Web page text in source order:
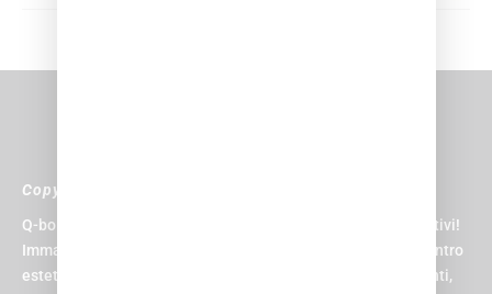
Copyright © 2024 Q-bo Wellness
Q-bo non è solo un centro sportivo, è il paradiso per gli sportivi!
Immagina di avere una piscina, una palestra, una spa, un centro
estetico, un centro medico, un parrucchiere e una zona eventi,